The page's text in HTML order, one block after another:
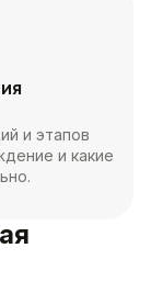
и этапов
и какие